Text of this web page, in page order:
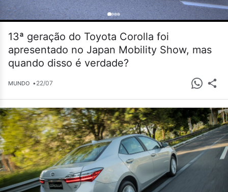
13ª geração do Toyota Corolla foi
apresentado no Japan Mobility Show, mas
quando disso é verdade?
MUNDO •22/07